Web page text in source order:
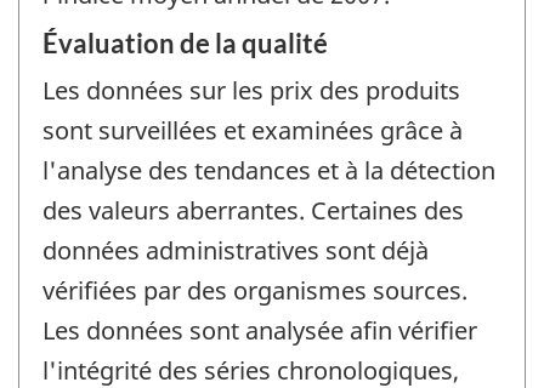
Évaluation de la qualité
Les données sur les prix des produits
sont surveillées et examinées grâce à
l'analyse des tendances et à la détection
des valeurs aberrantes. Certaines des
données administratives sont déjà
vérifiées par des organismes sources.
Les données sont analysée afin vérifier
l'intégrité des séries chronologiques,